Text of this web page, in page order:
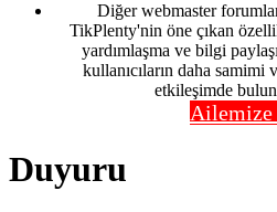
Diğer webmaster
TikPlenty'nin öne çıkan
yardımlaşma ve bilgi
kullanıcıların daha
etkileşimde
Ailemize
Duyuru